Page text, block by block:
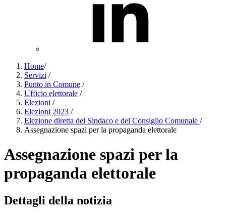
Home/
Servizi /
Punto in Comune /
Ufficio elettorale /
Elezioni /
Elezioni 2023 /
Elezione diretta del Sindaco e del Consiglio Comunale /
Assegnazione spazi per la propaganda elettorale
Assegnazione spazi per la
propaganda elettorale
Dettagli della notizia